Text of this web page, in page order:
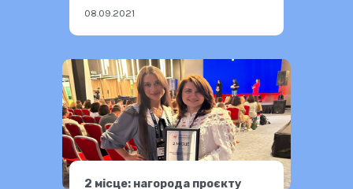
08.09.2021
2 місце: нагорода проєкту